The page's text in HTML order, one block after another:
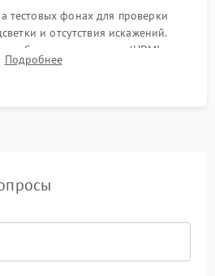
тестовых фонах для проверки
и отсутствия искажений.
всех портов (HDMI,
управления под нагрузкой в
Подробнее